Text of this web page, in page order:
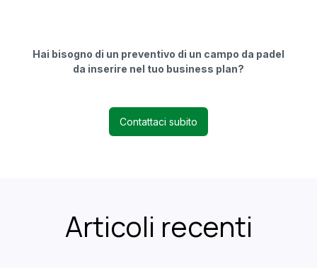
Hai bisogno di un preventivo di un campo da padel
da inserire nel tuo business plan?
Contattaci subito
Articoli recenti